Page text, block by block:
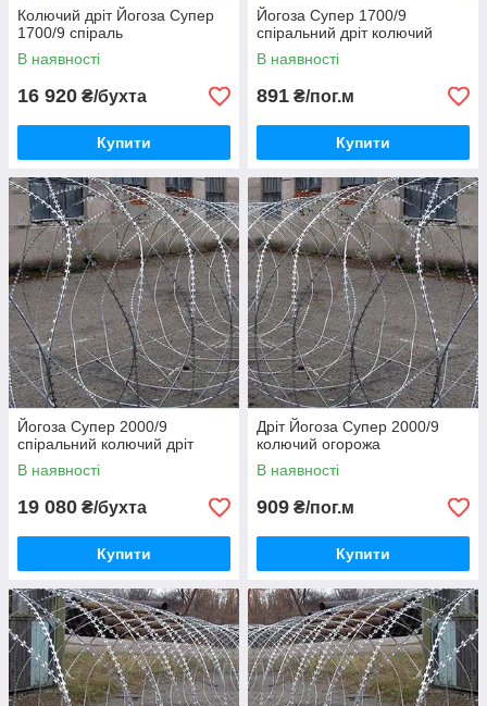
Колючий дріт Йогоза Супер
1700/9 спіраль
В наявності
16 920 ₴/бухта
Купити
Йогоза Супер 1700/9
спіральний дріт колючий
В наявності
891 ₴/пог.м
Купити
Йогоза Супер 2000/9
спіральний колючий дріт
В наявності
19 080 ₴/бухта
Купити
Дріт Йогоза Супер 2000/9
колючий огорожа
В наявності
909 ₴/пог.м
Купити